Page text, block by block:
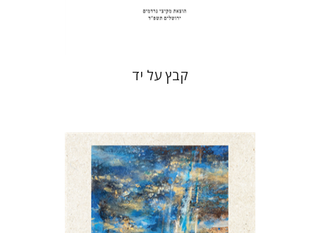
$34
$31
קבץ על יד
דוד הנשקה